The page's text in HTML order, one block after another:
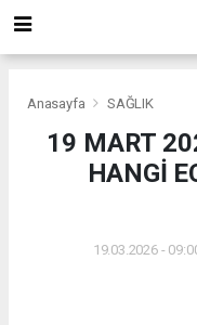
Anasayfa SAĞLIK
19 MART
HANGİ
19.03.2026 -